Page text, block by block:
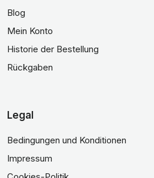
Blog
Mein Konto
Historie der Bestellung
Rückgaben
Legal
Bedingungen und Konditionen
Impressum